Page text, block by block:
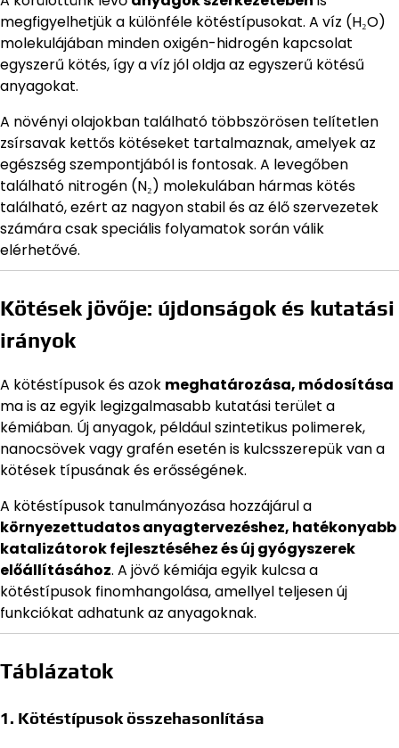
megfigyelhetjük a különféle kötéstípusokat. A víz (H₂O)
molekulájában minden oxigén-hidrogén kapcsolat
egyszerű kötés, így a víz jól oldja az egyszerű kötésű
anyagokat.
A növényi olajokban található többszörösen telítetlen
zsírsavak kettős kötéseket tartalmaznak, amelyek az
egészség szempontjából is fontosak. A levegőben
található nitrogén (N₂) molekulában hármas kötés
található, ezért az nagyon stabil és az élő szervezetek
számára csak speciális folyamatok során válik
elérhetővé.
Kötések jövője: újdonságok és kutatási
irányok
A kötéstípusok és azok meghatározása, módosítása
ma is az egyik legizgalmasabb kutatási terület a
kémiában. Új anyagok, például szintetikus polimerek,
nanocsövek vagy grafén esetén is kulcsszerepük van a
kötések típusának és erősségének.
A kötéstípusok tanulmányozása hozzájárul a
környezettudatos anyagtervezéshez, hatékonyabb
katalizátorok fejlesztéséhez és új gyógyszerek
előállításához. A jövő kémiája egyik kulcsa a
kötéstípusok finomhangolása, amellyel teljesen új
funkciókat adhatunk az anyagoknak.
Táblázatok
1. Kötéstípusok összehasonlítása